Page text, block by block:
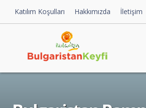
Katılım Koşulları Hakkımızda İletişim